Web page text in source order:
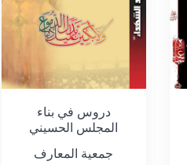
دروس في بناء
المجلس الحسيني
جمعية المعارف